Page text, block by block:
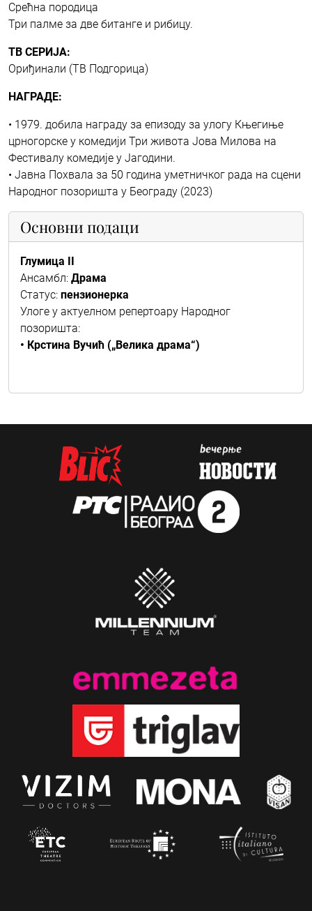
Срећна породица
Три палме за две битанге и рибицу.
ТВ СЕРИЈА:
Ориђинали (ТВ Подгорица)
НАГРАДЕ:
• 1979. добила награду за епизоду за улогу Књегиње
црногорске у комедији Три живота Јова Милова на
Фестивалу комедије у Јагодини.
• Јавна Похвала за 50 година уметничког рада на сцени
Народног позоришта у Београду (2023)
Основни подаци
Глумица II
Ансамбл: Драма
Статус: пензионерка
Улоге у актуелном репертоару Народног
позоришта:
• Крстина Вучић („Велика драма“)